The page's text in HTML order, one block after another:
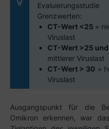
Grenzwerten:
CT-Wert <25 =
Viruslast
CT-Wert >25
mittlerer Viruslast
CT-Wert > 30 =
Viruslast
Ausgangspunkt für die
Omikron erkennen, war